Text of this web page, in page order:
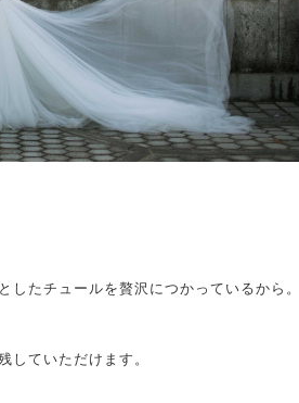
たチュールを贅沢につかっているから。
していただけます。